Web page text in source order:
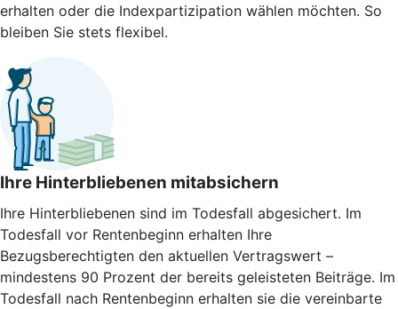
erhalten oder die Indexpartizipation wählen möchten. So
bleiben Sie stets flexibel.
Ihre Hinterbliebenen mitabsichern
Ihre Hinterbliebenen sind im Todesfall abgesichert. Im
Todesfall vor Rentenbeginn erhalten Ihre
Bezugsberechtigten den aktuellen Vertragswert –
mindestens 90 Prozent der bereits geleisteten Beiträge. Im
Todesfall nach Rentenbeginn erhalten sie die vereinbarte